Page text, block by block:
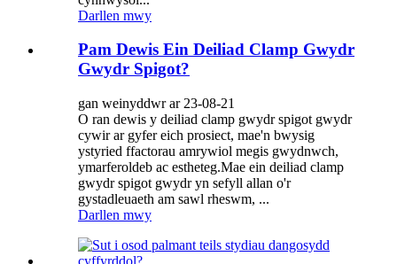
Darllen mwy
Pam Dewis Ein Deiliad Clamp Gwydr
Gwydr Spigot?
gan weinyddwr ar 23-08-21
O ran dewis y deiliad clamp gwydr spigot gwydr
cywir ar gyfer eich prosiect, mae'n bwysig
ystyried ffactorau amrywiol megis gwydnwch,
ymarferoldeb ac estheteg.Mae ein deiliad clamp
gwydr spigot gwydr yn sefyll allan o'r
gystadleuaeth am sawl rheswm, ...
Darllen mwy